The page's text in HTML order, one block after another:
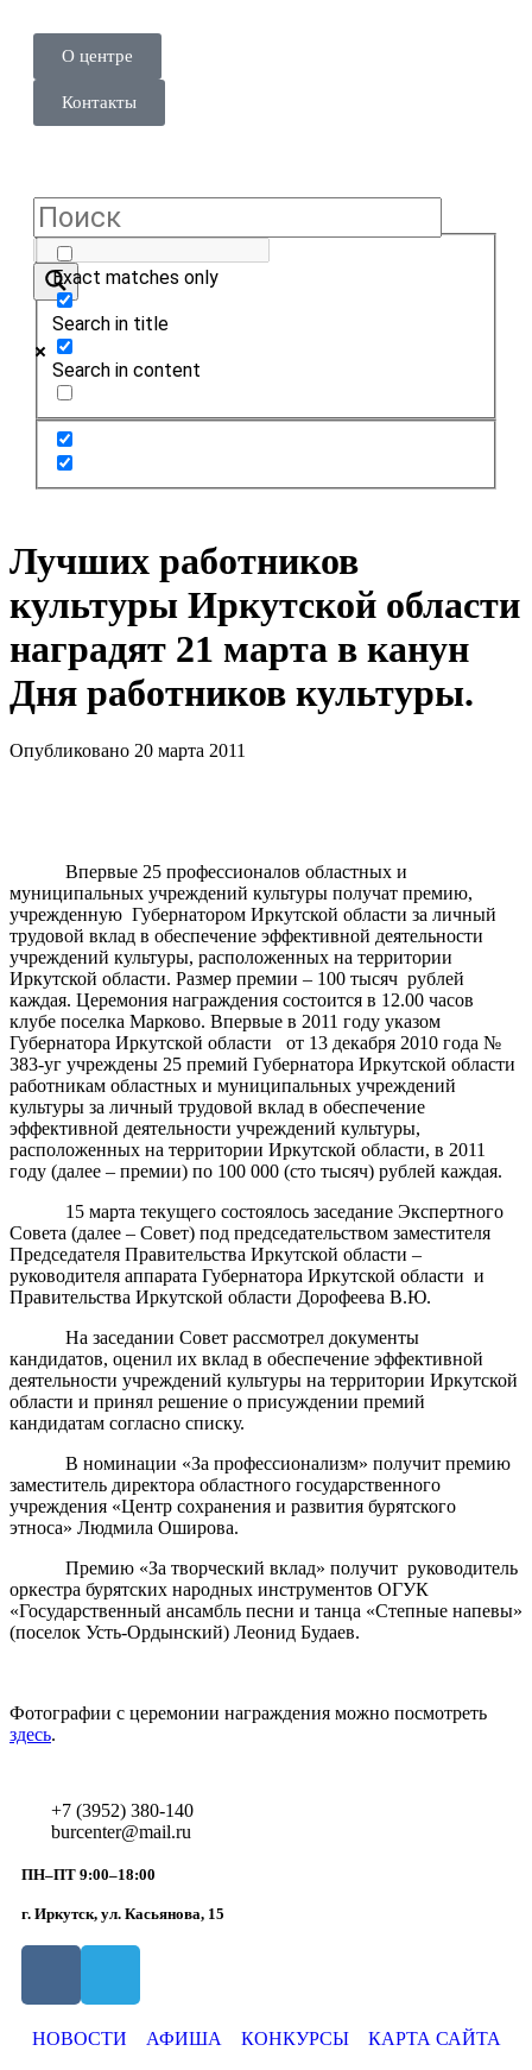
О центре
Контакты
Exact matches only
Search in title
Search in content
Лучших работников
культуры Иркутской области
наградят 21 марта в канун
Дня работников культуры.
Опубликовано 20 марта 2011
Впервые 25 профессионалов областных и
муниципальных учреждений культуры получат премию,
учрежденную Губернатором Иркутской области за личный
трудовой вклад в обеспечение эффективной деятельности
учреждений культуры, расположенных на территории
Иркутской области. Размер премии – 100 тысяч рублей
каждая. Церемония награждения состоится в 12.00 часов
клубе поселка Марково. Впервые в 2011 году указом
Губернатора Иркутской области
от 13 декабря 2010 года №
383-уг учреждены 25 премий Губернатора Иркутской области
работникам областных и муниципальных учреждений
культуры за личный трудовой вклад в обеспечение
эффективной деятельности учреждений культуры,
расположенных на территории Иркутской области, в 2011
году (далее – премии) по 100 000 (сто тысяч) рублей каждая.
15 марта текущего состоялось заседание Экспертного
Совета (далее – Совет) под председательством заместителя
Председателя Правительства Иркутской области –
руководителя аппарата Губернатора Иркутской области и
Правительства Иркутской области Дорофеева В.Ю.
На заседании Совет рассмотрел документы
кандидатов, оценил их вклад в обеспечение эффективной
деятельности учреждений культуры на территории Иркутской
области и принял решение о присуждении премий
кандидатам согласно списку.
В номинации «За профессионализм» получит премию
заместитель директора областного государственного
учреждения «Центр сохранения и развития бурятского
этноса» Людмила Оширова.
Премию «За творческий вклад» получит руководитель
оркестра бурятских народных инструментов ОГУК
«Государственный ансамбль песни и танца «Степные напевы»
(поселок Усть-Ордынский) Леонид Будаев.
Фотографии с церемонии награждения можно посмотреть
здесь.
+7 (3952) 380-140
burcenter@mail.ru
ПН–ПТ 9:00–18:00
г. Иркутск, ул. Касьянова, 15
НОВОСТИ АФИША КОНКУРСЫ КАРТА САЙТА